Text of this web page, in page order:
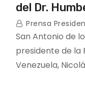
del Dr.
Prensa
San Antonio de
presidente de la
Venezuela,